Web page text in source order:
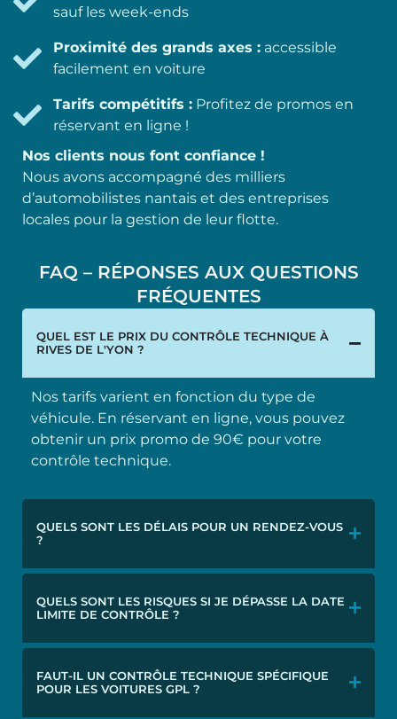
sauf les week-ends
Proximité des grands axes : accessible
facilement en voiture
Tarifs compétitifs : Profitez de promos en
réservant en ligne !
Nos clients nous font confiance !
Nous avons accompagné des milliers
d’automobilistes nantais et des entreprises
locales pour la gestion de leur flotte.
FAQ – RÉPONSES AUX QUESTIONS
FRÉQUENTES
QUEL EST LE PRIX DU CONTRÔLE TECHNIQUE À
RIVES DE L'YON ?
Nos tarifs varient en fonction du type de
véhicule. En réservant en ligne, vous pouvez
obtenir un prix promo de 90€ pour votre
contrôle technique.
QUELS SONT LES DÉLAIS POUR UN RENDEZ-VOUS
?
QUELS SONT LES RISQUES SI JE DÉPASSE LA DATE
LIMITE DE CONTRÔLE ?
FAUT-IL UN CONTRÔLE TECHNIQUE SPÉCIFIQUE
POUR LES VOITURES GPL ?